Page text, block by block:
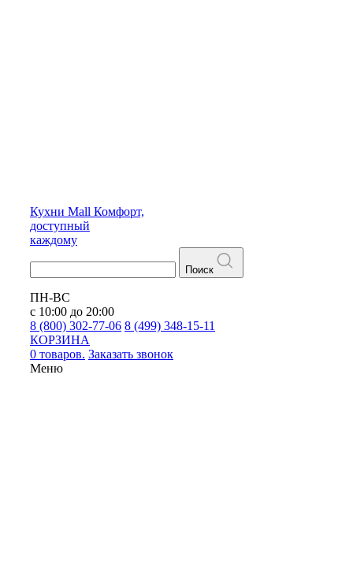
Кухни Mall Комфорт,
доступный
каждому
Поиск
ПН-ВС
с 10:00 до 20:00
8 (800) 302-77-06 8 (499) 348-15-11
КОРЗИНА
0 товаров. Заказать звонок
Меню